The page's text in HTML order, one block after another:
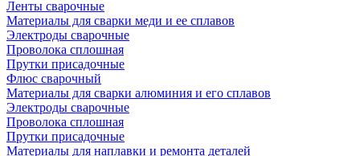
Ленты сварочные
Материалы для сварки меди и ее сплавов
Электроды сварочные
Проволока сплошная
Прутки присадочные
Флюс сварочный
Материалы для сварки алюминия и его сплавов
Электроды сварочные
Проволока сплошная
Прутки присадочные
Материалы для наплавки и ремонта деталей